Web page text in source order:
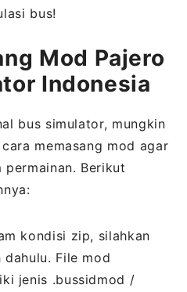
bus!
Mod Pajero
Indonesia
bus simulator, mungkin
memasang mod agar
Berikut
kondisi zip, silahkan
File mod
jenis .bussidmod /